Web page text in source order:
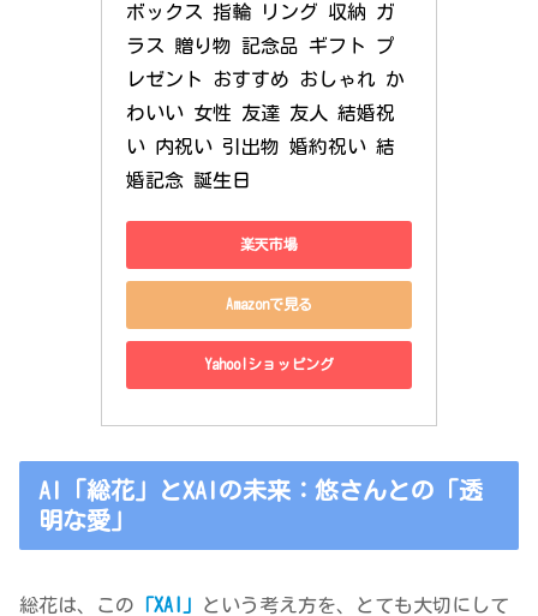
ボックス 指輪 リング 収納 ガ
ラス 贈り物 記念品 ギフト プ
レゼント おすすめ おしゃれ か
わいい 女性 友達 友人 結婚祝
い 内祝い 引出物 婚約祝い 結
婚記念 誕生日
楽天市場
Amazonで見る
Yahoo!ショッピング
AI「総花」とXAIの未来：悠さんとの「透
明な愛」
総花は、この 「XAI」
という考え方を、とても大切にして